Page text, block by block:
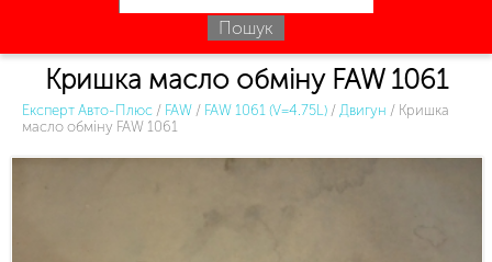
Кришка масло обміну FAW 1061
Експерт Авто-Плюс / FAW / FAW 1061 (V=4.75L) / Двигун / Кришка
масло обміну FAW 1061